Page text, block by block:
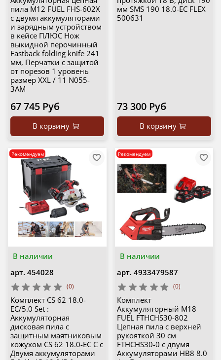
пила M12 FUEL FHS-602X
с двумя аккумуляторами
и зарядным устройством
в кейсе ПЛЮС Нож
выкидной перочинный
Fastback folding knife 241
мм, Перчатки с защитой
от порезов 1 уровень
размер XXL / 11 N055-
3AM
67 745 Руб
В корзину
мм SMS 190 18.0-EC FLEX
500631
73 300 Руб
В корзину
В наличии
Рекомендуем
арт. 454028
(0)
Комплект CS 62 18.0-
EC/5.0 Set :
Аккумуляторная
дисковая пила с
защитным маятниковым
кожухом CS 62 18.0-EC C с
Двумя аккумуляторами
В наличии
Рекомендуем
арт. 4933479587
(0)
Комплект
Аккумуляторный M18
FUEL FTHCHS30-802
Цепная пила с верхней
рукояткой 30 см
FTHCHS30-0 с двумя
Аккумуляторами HB8 8.0